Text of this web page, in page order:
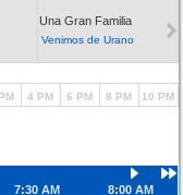
Una Gran Familia
Venimos de Urano
4 PM 6 PM 8 PM 10 PM
7:30 AM 8:00 AM